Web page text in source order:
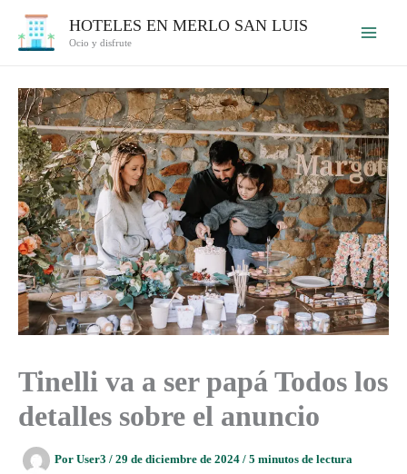
HOTELES EN MERLO SAN LUIS
Ocio y disfrute
Tinelli va a ser papá Todos los
detalles sobre el anuncio
Por User3 / 29 de diciembre de 2024 / 5 minutos de lectura